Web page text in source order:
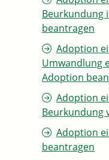
Beurkundung
beantragen
Adoption
Umwandlung
Adoption
Adoption
Beurkundung
Adoption
beantragen